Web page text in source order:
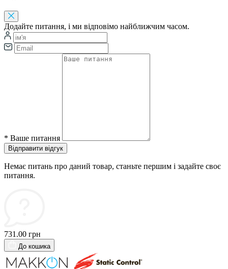
Додайте питання, і ми відповімо найближчим часом.
* Ваше питання
Відправити відгук
Немає питань про даний товар, станьте першим і задайте своє
питання.
731.00 грн
До кошика